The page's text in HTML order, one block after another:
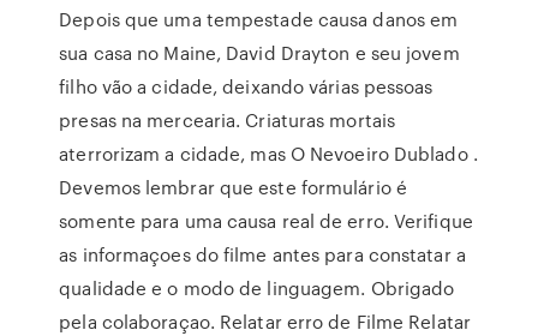
Depois que uma tempestade causa danos em
sua casa no Maine, David Drayton e seu jovem
filho vão a cidade, deixando várias pessoas
presas na mercearia. Criaturas mortais
aterrorizam a cidade, mas O Nevoeiro Dublado .
Devemos lembrar que este formulário é
somente para uma causa real de erro. Verifique
as informaçoes do filme antes para constatar a
qualidade e o modo de linguagem. Obrigado
pela colaboraçao. Relatar erro de Filme Relatar